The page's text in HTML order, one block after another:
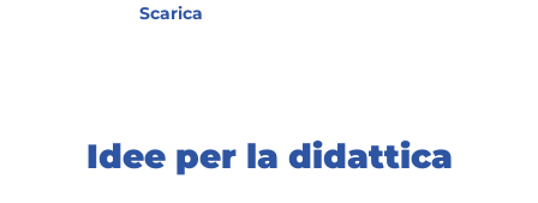
Scarica
Idee per la didattica